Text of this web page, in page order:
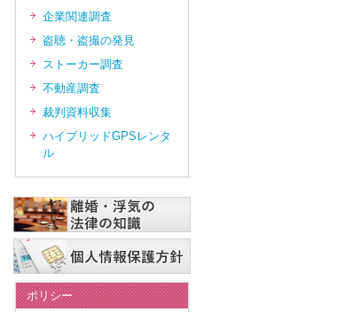
企業関連調査
盗聴・盗撮の発見
ストーカー調査
不動産調査
裁判資料収集
ハイブリッドGPSレンタ
ル
ポリシー